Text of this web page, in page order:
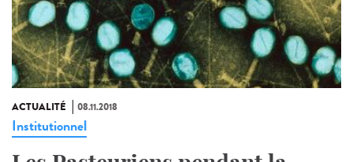
ACTUALITÉ 08.11.2018
Institutionnel